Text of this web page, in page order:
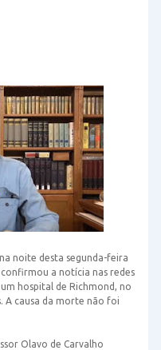
noite desta segunda-feira
a notícia nas redes
hospital de Richmond, no
A causa da morte não foi
Olavo de Carvalho